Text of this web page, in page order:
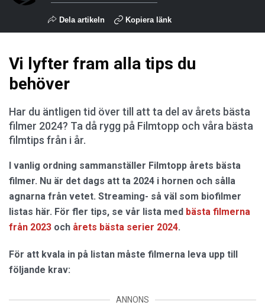
Dela artikeln Kopiera länk
Vi lyfter fram alla tips du
behöver
Har du äntligen tid över till att ta del av årets bästa
filmer 2024? Ta då rygg på Filmtopp och våra bästa
filmtips från i år.
I vanlig ordning sammanställer Filmtopp årets bästa
filmer. Nu är det dags att ta 2024 i hornen och sålla
agnarna från vetet. Streaming- så väl som biofilmer
listas här. För fler tips, se vår lista med bästa filmerna
från 2023 och årets bästa serier 2024.
För att kvala in på listan måste filmerna leva upp till
följande krav:
ANNONS